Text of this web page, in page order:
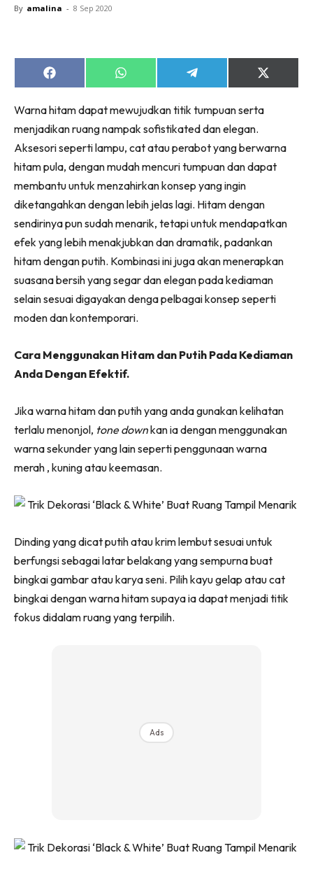
Direktori
DIY
Bilik Air
Bilik Tidur
Dapur
Ruang Makan
Make Over
Bilik Air
Bilik Tidur
Dapur
Ruang Makan
Ruang Tamu
Menarik Lagi
Casa Impiana
Impiana Makeover
Kafe
Hartanah
High Rise
Landed
Beli Di Mana
Ilham Impiana
Ilham Impiana 360
Ilham Impiana Inspirasi Selebriti
Impiana TV
Casa Impiana
By amalina - 8 Sep 2020
Share
on
Share
on
Share
on
Share
on
(Twitter)
Warna hitam dapat mewujudkan titik tumpuan serta
menjadikan ruang nampak sofistikated dan elegan.
Aksesori seperti lampu, cat atau perabot yang berwarna
hitam pula, dengan mudah mencuri tumpuan dan dapat
membantu untuk menzahirkan konsep yang ingin
diketangahkan dengan lebih jelas lagi. Hitam dengan
sendirinya pun sudah menarik, tetapi untuk mendapatkan
efek yang lebih menakjubkan dan dramatik, padankan
hitam dengan putih. Kombinasi ini juga akan menerapkan
suasana bersih yang segar dan elegan pada kediaman
selain sesuai digayakan denga pelbagai konsep seperti
moden dan kontemporari.
Cara Menggunakan Hitam dan Putih Pada Kediaman
Anda Dengan Efektif.
Jika warna hitam dan putih yang anda gunakan kelihatan
terlalu menonjol, tone downkan ia dengan menggunakan
warna sekunder yang lain seperti penggunaan warna
merah , kuning atau keemasan.
Dinding yang dicat putih atau krim lembut sesuai untuk
berfungsi sebagai latar belakang yang sempurna buat
bingkai gambar atau karya seni. Pilih kayu gelap atau cat
bingkai dengan warna hitam supaya ia dapat menjadi titik
fokus didalam ruang yang terpilih.
Ads